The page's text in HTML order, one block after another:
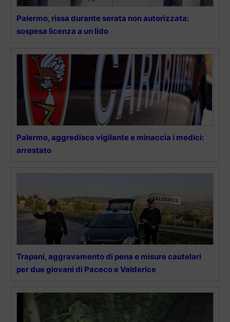
Palermo, rissa durante serata non autorizzata:
sospesa licenza a un lido
Palermo, aggredisce vigilante e minaccia i medici:
arrestato
Trapani, aggravamento di pena e misure cautelari
per due giovani di Paceco e Valderice